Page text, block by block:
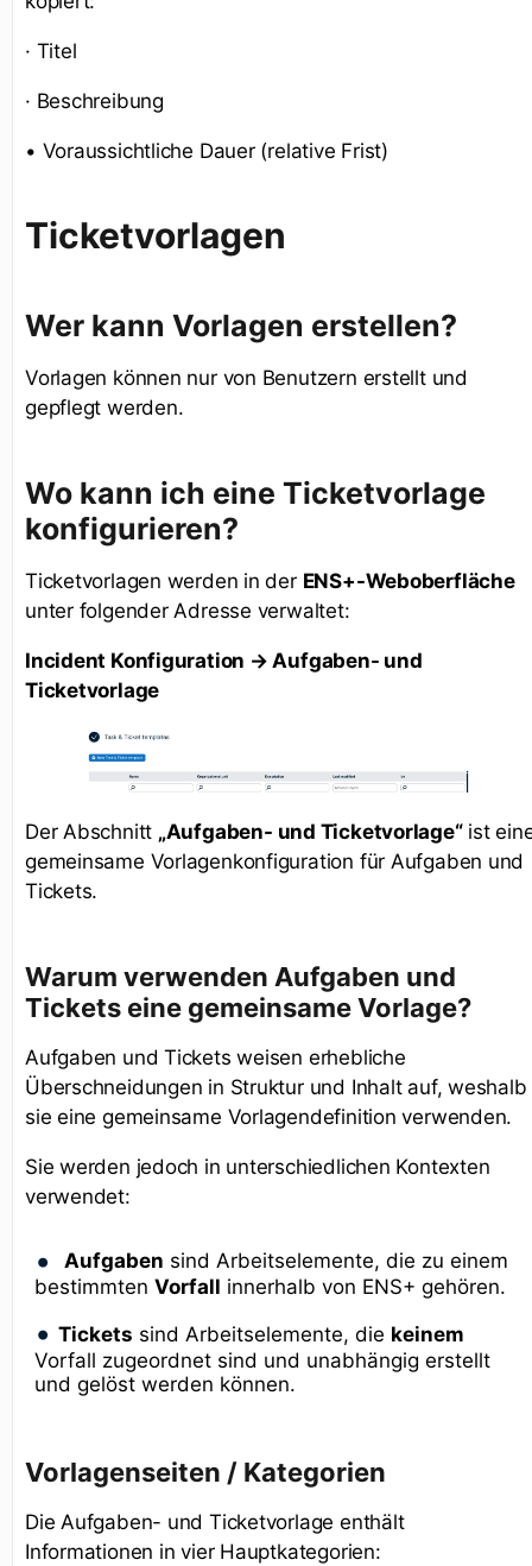
· Titel
· Beschreibung
• Voraussichtliche Dauer (relative Frist)
Ticketvorlagen
Wer kann Vorlagen erstellen?
Vorlagen können nur von Benutzern erstellt und
gepflegt werden.
Wo kann ich eine Ticketvorlage
konfigurieren?
Ticketvorlagen werden in der ENS+-Weboberfläche
unter folgender Adresse verwaltet:
Incident Konfiguration → Aufgaben- und
Ticketvorlage
Der Abschnitt „Aufgaben- und Ticketvorlage“ist
gemeinsame Vorlagenkonfiguration für Aufgaben und
Tickets.
Warum verwenden Aufgaben und
Tickets eine gemeinsame Vorlage?
Aufgaben und Tickets weisen erhebliche
Überschneidungen in Struktur und Inhalt auf, weshalb
sie eine gemeinsame Vorlagendefinition verwenden.
Sie werden jedoch in unterschiedlichen Kontexten
verwendet:
Aufgaben sind Arbeitselemente, die zu einem
bestimmten Vorfall innerhalb von ENS+ gehören.
Tickets sind Arbeitselemente, die keinem
Vorfall zugeordnet sind und unabhängig erstellt
und gelöst werden können.
Vorlagenseiten / Kategorien
Die Aufgaben- und Ticketvorlage enthält
Informationen in vier Hauptkategorien: